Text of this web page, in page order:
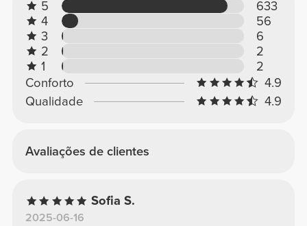
5
633
4
56
3
6
2
2
1
2
Conforto
4.9
Qualidade
4.9
Avaliações de clientes
Sofia S.
2025-06-16